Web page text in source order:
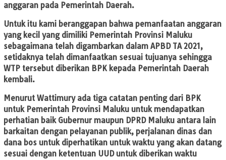
anggaran pada Pemerintah Daerah.
Untuk itu kami beranggapan bahwa pemanfaatan anggaran
yang kecil yang dimiliki Pemerintah Provinsi Maluku
sebagaimana telah digambarkan dalam APBD TA 2021,
setidaknya telah dimanfaatkan sesuai tujuanya sehingga
WTP tersebut diberikan BPK kepada Pemerintah Daerah
kembali.
Menurut Wattimury ada tiga catatan penting dari BPK
untuk Pemerintah Provinsi Maluku untuk mendapatkan
perhatian baik Gubernur maupun DPRD Maluku antara lain
barkaitan dengan pelayanan publik, perjalanan dinas dan
dana bos untuk diperhatikan untuk waktu yang akan datang
sesuai dengan ketentuan UUD untuk diberikan waktu